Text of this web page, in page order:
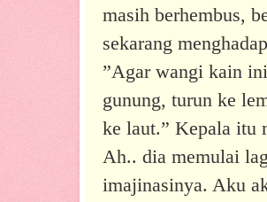
masih berhembus,
sekarang
”Agar wangi kain
gunung, turun ke
ke laut.” Kepala itu
Ah.. dia memulai
imajinasinya. Aku